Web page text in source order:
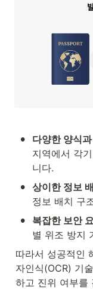
• 다양한 양식
지역에서 각
니다.
• 상이한 정보
정보 배치 구
• 복잡한 보안
별 위조 방지
따라서 성공적인
자인식(OCR) 기
하고 진위 여부를